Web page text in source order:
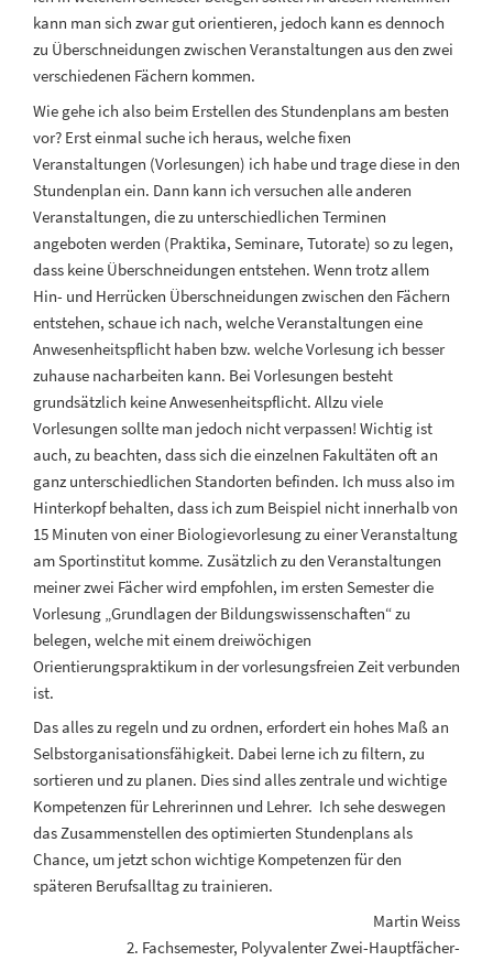
kann man sich zwar gut orientieren, jedoch kann es dennoch
zu Überschneidungen zwischen Veranstaltungen aus den zwei
verschiedenen Fächern kommen.
Wie gehe ich also beim Erstellen des Stundenplans am besten
vor? Erst einmal suche ich heraus, welche fixen
Veranstaltungen (Vorlesungen) ich habe und trage diese in den
Stundenplan ein. Dann kann ich versuchen alle anderen
Veranstaltungen, die zu unterschiedlichen Terminen
angeboten werden (Praktika, Seminare, Tutorate) so zu legen,
dass keine Überschneidungen entstehen. Wenn trotz allem
Hin- und Herrücken Überschneidungen zwischen den Fächern
entstehen, schaue ich nach, welche Veranstaltungen eine
Anwesenheitspflicht haben bzw. welche Vorlesung ich besser
zuhause nacharbeiten kann. Bei Vorlesungen besteht
grundsätzlich keine Anwesenheitspflicht. Allzu viele
Vorlesungen sollte man jedoch nicht verpassen! Wichtig ist
auch, zu beachten, dass sich die einzelnen Fakultäten oft an
ganz unterschiedlichen Standorten befinden. Ich muss also im
Hinterkopf behalten, dass ich zum Beispiel nicht innerhalb von
15 Minuten von einer Biologievorlesung zu einer Veranstaltung
am Sportinstitut komme. Zusätzlich zu den Veranstaltungen
meiner zwei Fächer wird empfohlen, im ersten Semester die
Vorlesung „Grundlagen der Bildungswissenschaften“ zu
belegen, welche mit einem dreiwöchigen
Orientierungspraktikum in der vorlesungsfreien Zeit verbunden
ist.
Das alles zu regeln und zu ordnen, erfordert ein hohes Maß an
Selbstorganisationsfähigkeit. Dabei lerne ich zu filtern, zu
sortieren und zu planen. Dies sind alles zentrale und wichtige
Kompetenzen für Lehrerinnen und Lehrer. Ich sehe deswegen
das Zusammenstellen des optimierten Stundenplans als
Chance, um jetzt schon wichtige Kompetenzen für den
späteren Berufsalltag zu trainieren.
Martin Weiss
2. Fachsemester, Polyvalenter Zwei-Hauptfächer-